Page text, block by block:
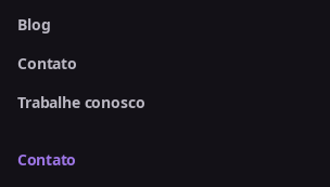
Blog
Contato
Trabalhe conosco
Contato